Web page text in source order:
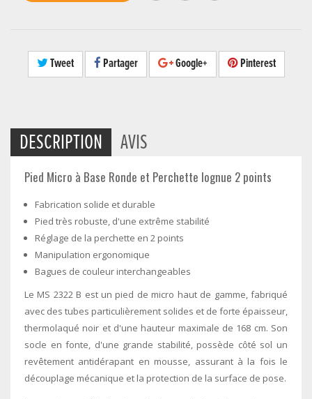
Tweet Partager Google+ Pinterest
DESCRIPTION AVIS
Pied Micro à Base Ronde et Perchette lognue 2 points
Fabrication solide et durable
Pied très robuste, d'une extrême stabilité
Réglage de la perchette en 2 points
Manipulation ergonomique
Bagues de couleur interchangeables
Le MS 2322 B est un pied de micro haut de gamme, fabriqué
avec des tubes particulièrement solides et de forte épaisseur,
thermolaqué noir et d'une hauteur maximale de 168 cm. Son
socle en fonte, d'une grande stabilité, possède côté sol un
revêtement antidérapant en mousse, assurant à la fois le
découplage mécanique et la protection de la surface de pose.